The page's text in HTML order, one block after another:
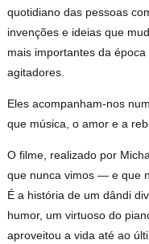
quotidiano das pessoas
invenções e ideias que
mais importantes da
agitadores.
Eles acompanham-nos
que música, o amor e a
O filme, realizado por
que nunca vimos — e que
É a história de um dândi
humor, um virtuoso do
aproveitou a vida até ao